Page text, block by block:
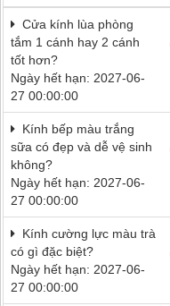
Cửa kính lùa phòng
tắm 1 cánh hay 2 cánh
tốt hơn?
Ngày hết hạn: 2027-06-
27 00:00:00
Kính bếp màu trắng
sữa có đẹp và dễ vệ sinh
không?
Ngày hết hạn: 2027-06-
27 00:00:00
Kính cường lực màu trà
có gì đặc biệt?
Ngày hết hạn: 2027-06-
27 00:00:00